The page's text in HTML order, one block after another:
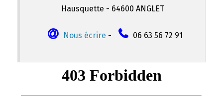
Hausquette - 64600 ANGLET
Nous écrire - 06 63 56 72 91